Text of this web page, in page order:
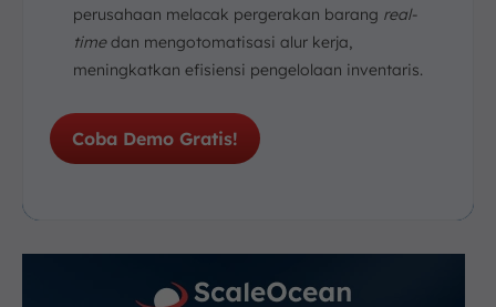
1. Integrasi Perencanaan Produksi dan Finished
Goods
2. Sistem Terintegrasi (ERP/WMS)
3. Pengendalian Produksi Berbasis Permintaan
4. Pengendalian Kualitas sebagai Penentu
Finished Goods
perusahaan melacak pergerakan barang real-
timedan mengotomatisasi alur kerja,
meningkatkan efisiensi pengelolaan inventaris.
Coba Demo Gratis!